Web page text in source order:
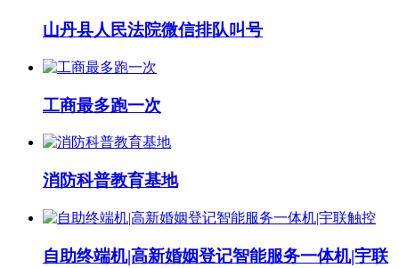
山丹县人民法院微信排队叫号
工商最多跑一次
消防科普教育基地
自助终端机|高新婚姻登记智能服务一体机|宇联